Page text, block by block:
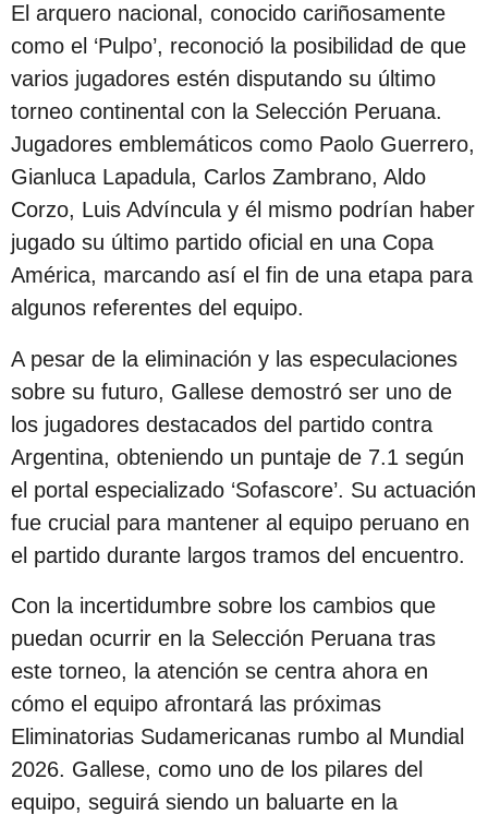
p
u
b
l
i
c
a
c
i
ó
n
El arquero nacional, conocido cariñosamente
como el ‘Pulpo’, reconoció la posibilidad de que
varios jugadores estén disputando su último
torneo continental con la Selección Peruana.
Jugadores emblemáticos como Paolo Guerrero,
Gianluca Lapadula, Carlos Zambrano, Aldo
Corzo, Luis Advíncula y él mismo podrían haber
jugado su último partido oficial en una Copa
América, marcando así el fin de una etapa para
algunos referentes del equipo.
A pesar de la eliminación y las especulaciones
sobre su futuro, Gallese demostró ser uno de
los jugadores destacados del partido contra
Argentina, obteniendo un puntaje de 7.1 según
el portal especializado ‘Sofascore’. Su actuación
fue crucial para mantener al equipo peruano en
el partido durante largos tramos del encuentro.
Con la incertidumbre sobre los cambios que
puedan ocurrir en la Selección Peruana tras
este torneo, la atención se centra ahora en
cómo el equipo afrontará las próximas
Eliminatorias Sudamericanas rumbo al Mundial
2026. Gallese, como uno de los pilares del
equipo, seguirá siendo un baluarte en la